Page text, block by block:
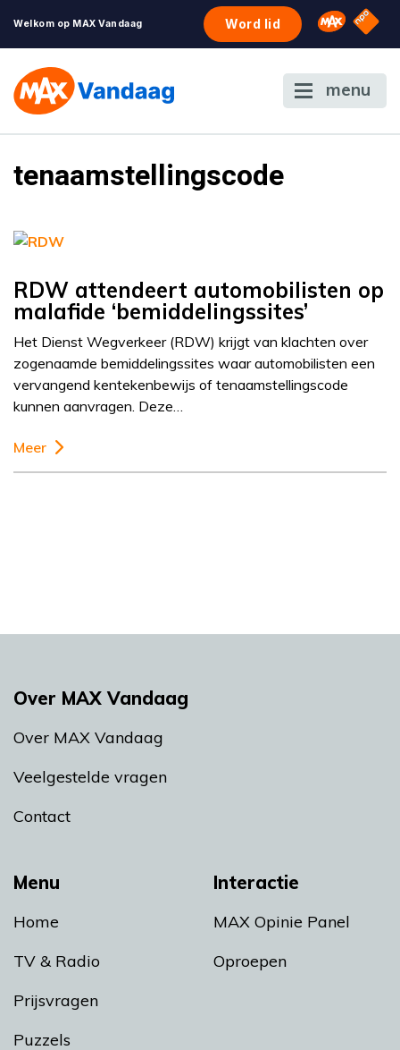
Welkom op MAX Vandaag Word lid Omroep
NPO
menu
tenaamstellingscode
RDW attendeert automobilisten op
malafide ‘bemiddelingssites’
Het Dienst Wegverkeer (RDW) krijgt van klachten over
zogenaamde bemiddelingssites waar automobilisten een
vervangend kentekenbewijs of tenaamstellingscode
kunnen aanvragen. Deze…
Meer
Menu
Home
TV & Radio
Prijsvragen
Puzzels
Interactie
MAX Opinie Panel
Oproepen
Over MAX Vandaag
Over MAX Vandaag
Veelgestelde vragen
Contact